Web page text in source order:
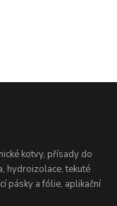
kotvy, přísady do
hydroizolace, tekuté
pásky a fólie, aplikační